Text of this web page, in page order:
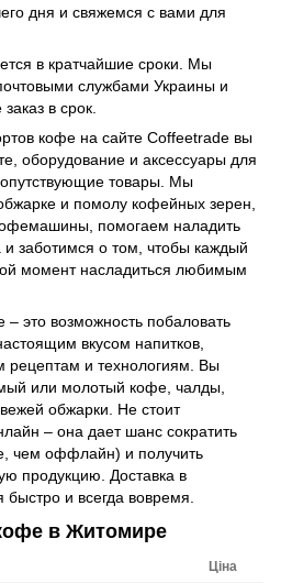
дня и свяжемся с вами для
в кратчайшие сроки. Мы
службами Украины и
в срок.
кофе на сайте Coffeetrade вы
оборудование и аксессуары для
товары. Мы
и помолу кофейных зерен,
помогаем наладить
и заботимся о том, чтобы каждый
момент насладиться любимым
это возможность побаловать
вкусом напитков,
рецептам и технологиям. Вы
или молотый кофе, чалды,
обжарки. Не стоит
– она дает шанс сократить
чем оффлайн) и получить
продукцию. Доставка в
и всегда вовремя.
в Житомире
Ціна